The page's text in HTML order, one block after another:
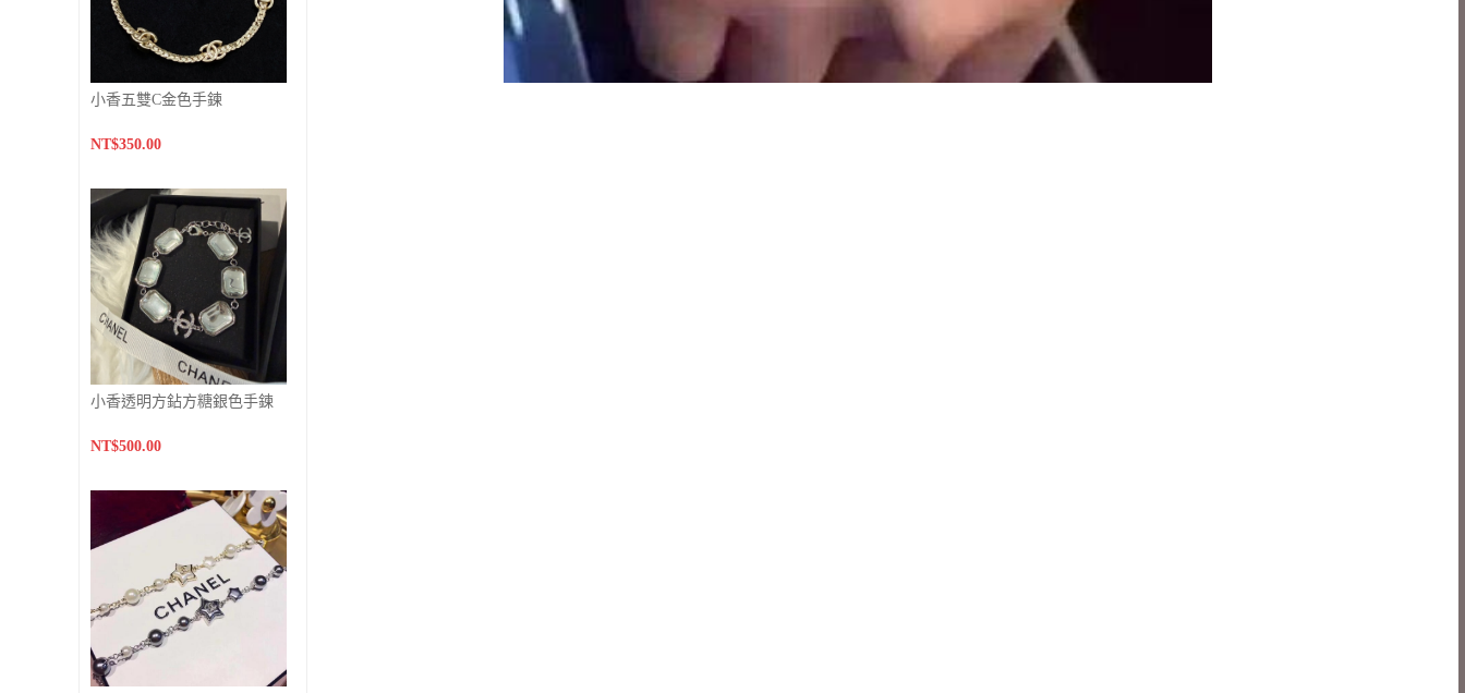
小香五雙C金色手鍊
NT$350.00
小香透明方鉆方糖銀色手鍊
NT$500.00